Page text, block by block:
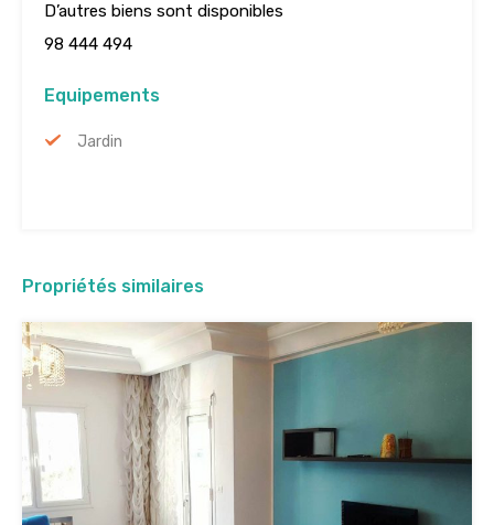
D’autres biens sont disponibles
98 444 494
Equipements
Jardin
Propriétés similaires